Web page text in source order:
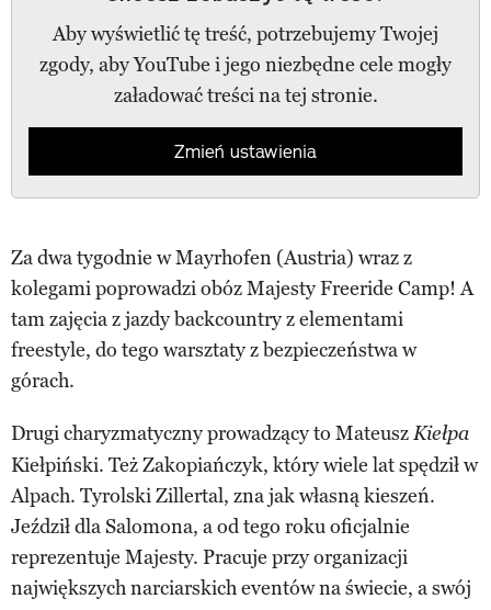
Aby wyświetlić tę treść, potrzebujemy Twojej
zgody, aby YouTube i jego niezbędne cele mogły
załadować treści na tej stronie.
Zmień ustawienia
Za dwa tygodnie w Mayrhofen (Austria) wraz z
kolegami poprowadzi obóz Majesty Freeride Camp! A
tam zajęcia z jazdy backcountry z elementami
freestyle, do tego warsztaty z bezpieczeństwa w
górach.
Drugi charyzmatyczny prowadzący to MateuszKiełpa
Kiełpiński. Też Zakopiańczyk, który wiele lat spędził w
Alpach. Tyrolski Zillertal, zna jak własną kieszeń.
Jeździł dla Salomona, a od tego roku oficjalnie
reprezentuje Majesty. Pracuje przy organizacji
największych narciarskich eventów na świecie, a swój